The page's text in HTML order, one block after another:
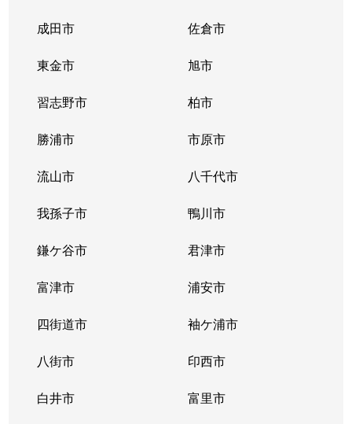
成田市 佐倉市
東金市 旭市
習志野市 柏市
勝浦市 市原市
流山市 八千代市
我孫子市 鴨川市
鎌ケ谷市 君津市
富津市 浦安市
四街道市 袖ケ浦市
八街市 印西市
白井市 富里市